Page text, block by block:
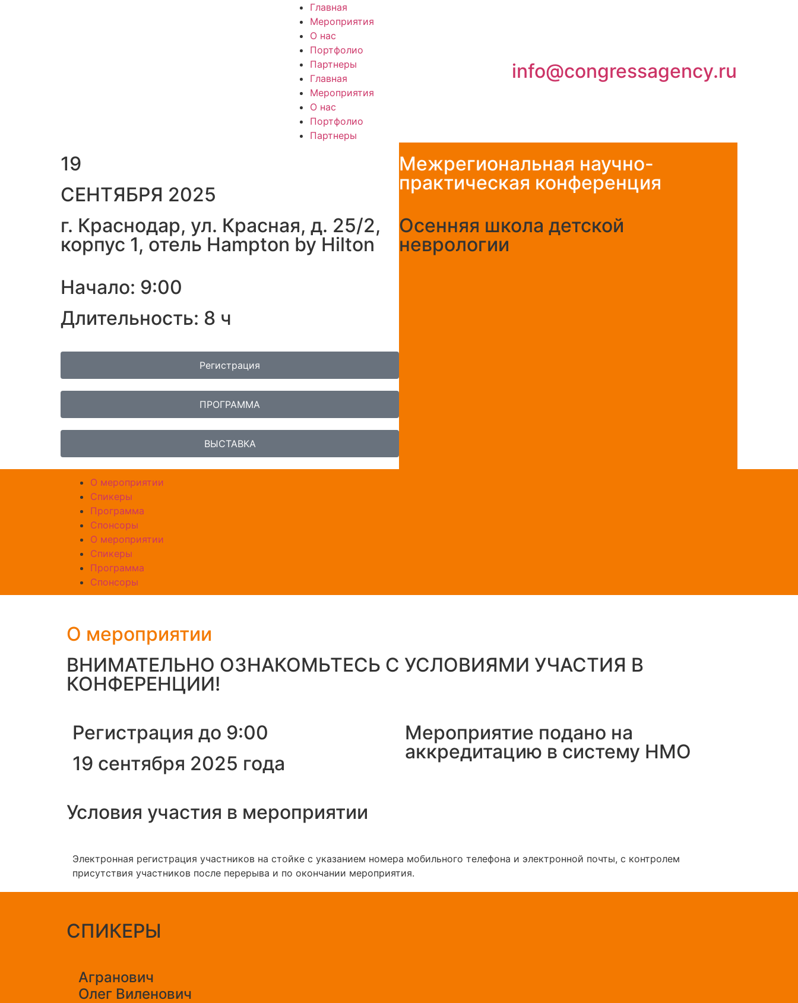
Главная
Мероприятия
О нас
Портфолио
Партнеры
Главная
Мероприятия
О нас
Портфолио
Партнеры
info@congressagency.ru
19
СЕНТЯБРЯ 2025
г. Краснодар, ул. Красная, д. 25/2,
корпус 1, отель Hampton by Hilton
Начало: 9:00
Длительность: 8 ч
Регистрация
ПРОГРАММА
ВЫСТАВКА
Межрегиональная научно-
практическая конференция
Осенняя школа детской
неврологии
О мероприятии
Спикеры
Программа
Спонсоры
О мероприятии
Спикеры
Программа
Спонсоры
О мероприятии
ВНИМАТЕЛЬНО ОЗНАКОМЬТЕСЬ С УСЛОВИЯМИ УЧАСТИЯ В
КОНФЕРЕНЦИИ!
Регистрация до 9:00
19 сентября 2025 года
Мероприятие подано на
аккредитацию в систему НМО
Условия участия в мероприятии
Электронная регистрация участников на стойке с указанием номера мобильного телефона и электронной почты, с контролем
присутствия участников после перерыва и по окончании мероприятия.
СПИКЕРЫ
Агранович
Олег Виленович